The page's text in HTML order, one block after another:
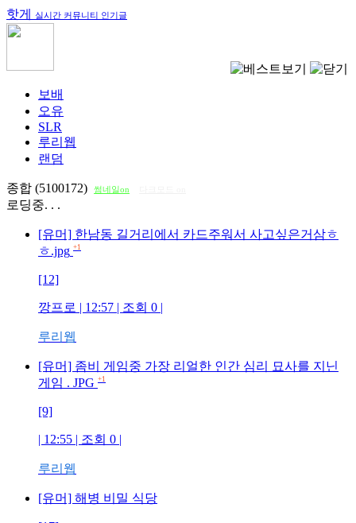
핫게 실시간 커뮤니티 인기글
보배
오유
SLR
루리웹
랜덤
종합 (5100172) 썸네일on
로딩중. . .
[유머] 한남동 길거리에서 카드주워서 사고싶은거삼ㅎ
ㅎ.jpg +1
[12]
깡프로 | 12:57 | 조회 0 |
루리웹
[유머] 좀비 게임중 가장 리얼한 인간 심리 묘사를 지닌
게임 . JPG +1
[9]
| 12:55 | 조회 0 |
루리웹
[유머] 해병 비밀 식당